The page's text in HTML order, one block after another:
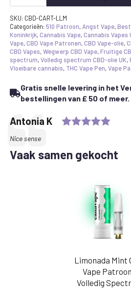
Cartridge
-
Volledig
Spectrum
80%
hoeveelheid
SKU: CBD-CART-LLM
Categorieën: 510 Patroon, Angst Vape,
Koninkrijk,Cannabis Vape,Cannabis Vapes
Vape,CBD Vape Patronen,CBD Vape-olie,
CBD Vapes,Wegwerp CBD Vape,Fruitige
spectrum,Volledig spectrum CBD-olie UK,
Vloeibare cannabis, THC Vape Pen,Vape
Gratis snelle levering in het
bestellingen van £ 50 of meer.
Testimonial
Author:
Antonia K
Text:
Nice sense
Vaak samen gekocht
Limonada Mint
Vape
Volledig